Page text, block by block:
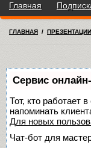
Главная
ГЛАВНАЯ /
Сервис
Тот, кто работает
напоминать
Для новых
Чат-бот для